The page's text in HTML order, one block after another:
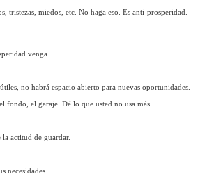
tristezas, miedos, etc. No haga eso. Es anti-prosperidad.
venga.
no habrá espacio abierto para nuevas oportunidades.
fondo, el garaje. Dé lo que usted no usa más.
actitud de guardar.
necesidades.